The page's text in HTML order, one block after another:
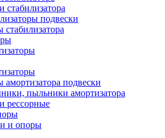
стабилизатора
подвески
подвески
пыльники амортизатора
рессорные
и опоры